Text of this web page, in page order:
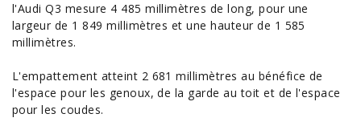
l'Audi Q3 mesure 4 485 millimètres de long, pour une
largeur de 1 849 millimètres et une hauteur de 1 585
millimètres.
L'empattement atteint 2 681 millimètres au bénéfice de
l'espace pour les genoux, de la garde au toit et de l'espace
pour les coudes.